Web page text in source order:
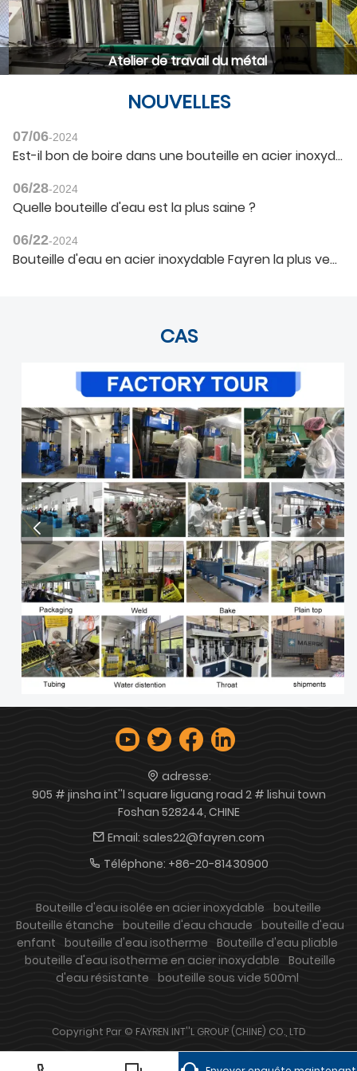
Atelier de travail du métal
NOUVELLES
07/06-2024
Est-il bon de boire dans une bouteille en acier inoxydable ?
06/28-2024
Quelle bouteille d'eau est la plus saine ?
06/22-2024
Bouteille d'eau en acier inoxydable Fayren la plus vendue
CAS
adresse:
905 # jinsha int''l square liguang road 2 # lishui town
Foshan 528244, CHINE
Email: sales22@fayren.com
Téléphone: +86-20-81430900
Bouteille d'eau isolée en acier inoxydable bouteille
Bouteille étanche bouteille d'eau chaude bouteille d'eau
enfant bouteille d'eau isotherme Bouteille d'eau pliable
bouteille d'eau isotherme en acier inoxydable Bouteille
d'eau résistante bouteille sous vide 500ml
Copyright Par © FAYREN INT''L GROUP (CHINE) CO., LTD